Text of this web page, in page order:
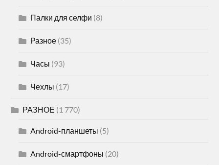
Палки для селфи (8)
Разное (35)
Часы (93)
Чехлы (17)
РАЗНОЕ (1 770)
Android-планшеты (5)
Android-смартфоны (20)